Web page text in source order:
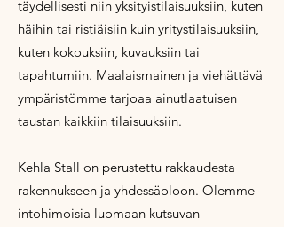
täydellisesti niin yksityistilaisuuksiin, kuten
häihin tai ristiäisiin kuin yritystilaisuuksiin,
kuten kokouksiin, kuvauksiin tai
tapahtumiin. Maalaismainen ja viehättävä
ympäristömme tarjoaa ainutlaatuisen
taustan kaikkiin tilaisuuksiin. ​
Kehla Stall on perustettu rakkaudesta
rakennukseen ja yhdessäoloon. Olemme
intohimoisia luomaan kutsuvan